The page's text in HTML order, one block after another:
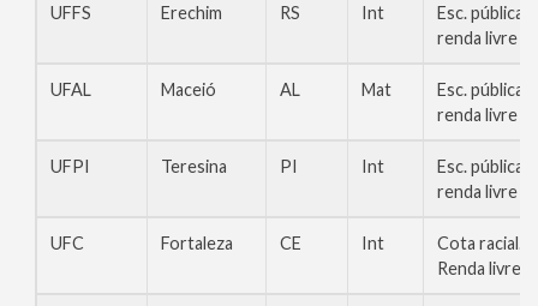
UFFS Erechim RS Int
Esc. pública,
renda livre
UFAL Maceió AL Mat
Esc. pública,
renda livre
UFPI Teresina PI Int
Esc. pública,
renda livre
UFC Fortaleza CE Int
Cota racial.
Renda livre